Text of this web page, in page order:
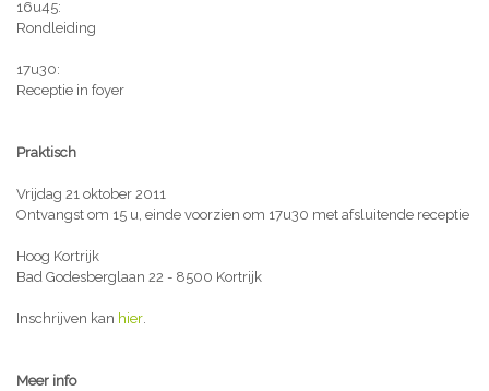
16u45:
Rondleiding
17u30:
Receptie in foyer
Praktisch
Vrijdag 21 oktober 2011
Ontvangst om 15 u, einde voorzien om 17u30 met afsluitende receptie
Hoog Kortrijk
Bad Godesberglaan 22 - 8500 Kortrijk
Inschrijven kan hier.
Meer info